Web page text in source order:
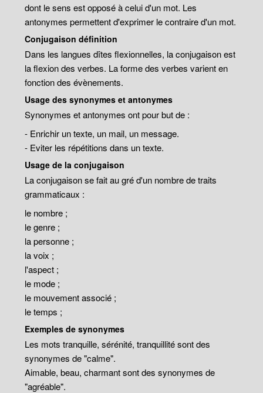
dont le sens est opposé à celui d'un mot. Les
antonymes permettent d'exprimer le contraire d'un mot.
Conjugaison définition
Dans les langues dîtes flexionnelles, la conjugaison est
la flexion des verbes. La forme des verbes varient en
fonction des évènements.
Usage des synonymes et antonymes
Synonymes et antonymes ont pour but de :
- Enrichir un texte, un mail, un message.
- Eviter les répétitions dans un texte.
Usage de la conjugaison
La conjugaison se fait au gré d'un nombre de traits
grammaticaux :
le nombre ;
le genre ;
la personne ;
la voix ;
l'aspect ;
le mode ;
le mouvement associé ;
le temps ;
Exemples de synonymes
Les mots tranquille, sérénité, tranquillité sont des
synonymes de "calme".
Aimable, beau, charmant sont des synonymes de
"agréable".